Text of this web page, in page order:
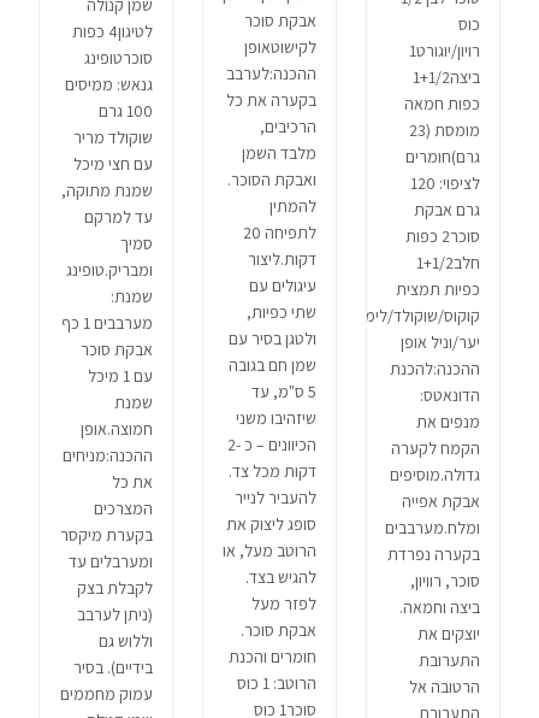
כוס
רויון/יוגורט1
ביצה1+1/2
כפות חמאה
מומסת (23
גרם)חומרים
לציפוי: 120
גרם אבקת
סוכר2 כפות
חלב1+1/2
כפיות תמצית
קוקוס/שוקולד/לימון/מייפל/פירות
יער/וניל אופן
ההכנה:להכנת
הדונאטס:
מנפים את
הקמח לקערה
גדולה.מוסיפים
אבקת אפייה
ומלח.מערבבים
בקערה נפרדת
סוכר, רוויון,
ביצה וחמאה.
יוצקים את
התערובת
הרטובה אל
התערובת
אבקת סוכר
לקישוטאופן
ההכנה:לערבב
בקערה את כל
הרכיבים,
מלבד השמן
ואבקת הסוכר.
להמתין
לתפיחה 20
דקות.ליצור
עיגולים עם
שתי כפיות,
ולטגן בסיר עם
שמן חם בגובה
5 ס"מ, עד
שיזהיבו משני
הכיוונים – כ -2
דקות מכל צד.
להעביר לנייר
סופג ליצוק את
הרוטב מעל, או
להגיש בצד.
לפזר מעל
אבקת סוכר.
חומרים והכנת
הרוטב: 1 כוס
סוכר1 כוס
שמן קנולה
לטיגון4 כפות
סוכרטופינג
גנאש: ממיסים
100 גרם
שוקולד מריר
עם חצי מיכל
שמנת מתוקה,
עד למרקם
סמיך
ומבריק.טופינג
שמנת:
מערבבים 1 כף
אבקת סוכר
עם 1 מיכל
שמנת
חמוצה.אופן
ההכנה:מניחים
את כל
המצרכים
בקערת מיקסר
ומערבלים עד
לקבלת בצק
(ניתן לערבב
וללוש גם
בידיים). בסיר
עמוק מחממים